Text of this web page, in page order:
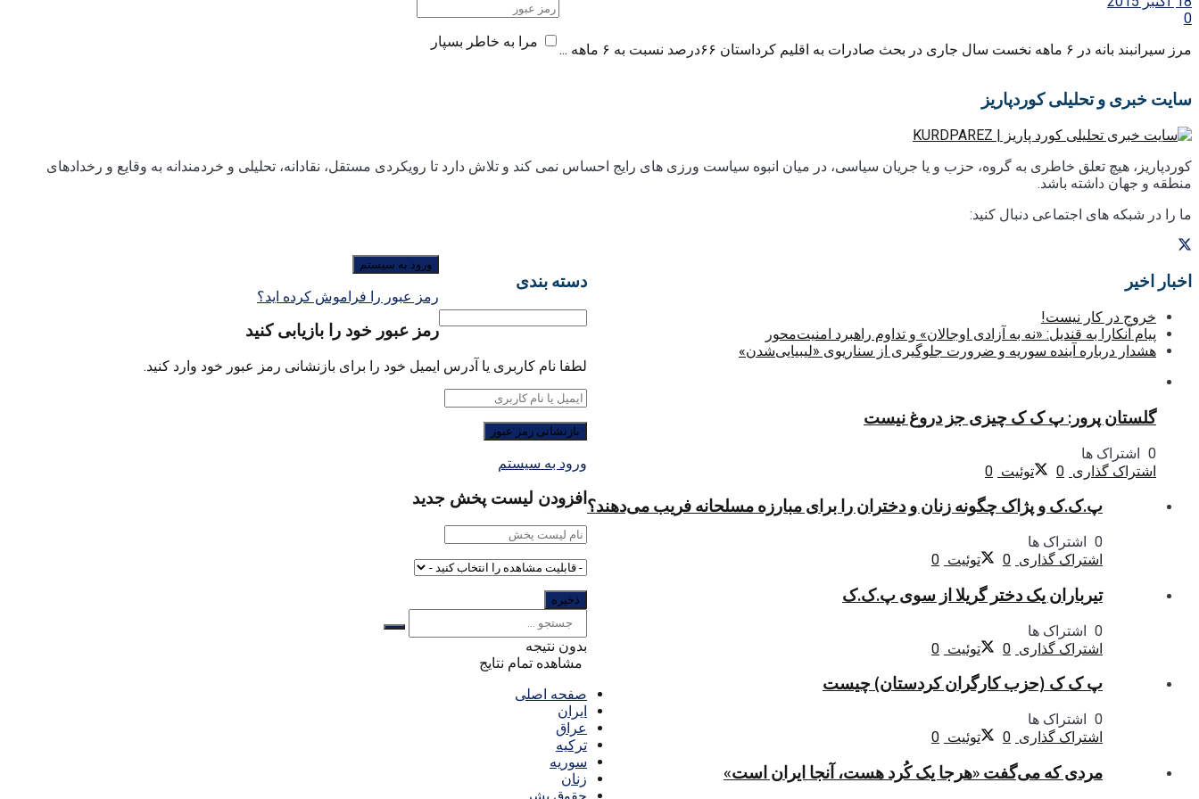
0
مرز سیرانبند بانه در ۶ ماهه نخست سال جاری در بحث صادرات به اقلیم کرداستان ۶۶درصد نسبت به ۶ ماهه ...
سایت خبری و تحلیلی کوردپاریز
کوردپاریز، هیچ تعلق خاطری به گروه، حزب و یا جریان سیاسی، در میان انبوه سیاست ورزی های رایج احساس نمی کند و تلاش دارد تا رویکردی مستقل، نقادانه، تحلیلی و خردمندانه به وقایع و رخدادهای
منطقه و جهان داشته باشد.
ما را در شبکه های اجتماعی دنبال کنید:
اخبار اخیر
خروج در کار نیست!
پیام آنکارا به قندیل: «نه به آزادی اوجالان» و تداوم راهبرد امنیت‌محور
هشدار درباره آینده سوریه و ضرورت جلوگیری از سناریوی «لیبیایی‌شدن»
گلستان پرور: پ ک ک چیزی جز دروغ نیست
0 اشتراک ها
اشتراک گذاری 0 توئیت 0
پ.ک.ک و پژاک چگونه زنان و دختران را برای مبارزه مسلحانه فریب می‌دهند؟
0 اشتراک ها
اشتراک گذاری 0 توئیت 0
تیرباران یک دختر گریلا از سوی پ.ک.ک
0 اشتراک ها
اشتراک گذاری 0 توئیت 0
پ ک ک (حزب کارگران کردستان) چیست
0 اشتراک ها
اشتراک گذاری 0 توئیت 0
مردی که می‌گفت «هرجا یک کُرد هست، آنجا ایران است»
دسته بندی
مرا به خاطر بسپار
رمز عبور را فراموش کرده اید؟
رمز عبور خود را بازیابی کنید
لطفا نام کاربری یا آدرس ایمیل خود را برای بازنشانی رمز عبور خود وارد کنید.
ورود به سیستم
افزودن لیست پخش جدید
بدون نتیجه
مشاهده تمام نتایج
صفحه اصلی
ایران
عراق
ترکیه
سوریه
زنان